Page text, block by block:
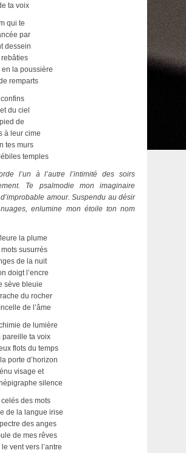
ta voix
qui te
par
dessein
la poussière
remparts
du ciel
de
à leur cime
tes murs
temples
l’un à l’autre l’intimité des soirs
Te psalmodie mon imaginaire
amour. Suspendu au désir
enlumine mon étoile ton nom
la plume
susurrés
de la nuit
doigt l’encre
sève bleuie
du rocher
de l’âme
de lumière
pareille ta voix
flots du temps
porte d’horizon
visage et
silence
des mots
de la langue irise
des anges
de mes rêves
le vent vers l’antre